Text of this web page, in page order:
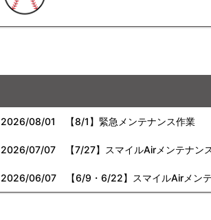
2026/08/01 【8/1】緊急メンテナンス作業
2026/07/07 【7/27】スマイルAirメンテナン
2026/06/07 【6/9・6/22】スマイルAirメン